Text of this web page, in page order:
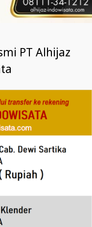
PT Alhijaz